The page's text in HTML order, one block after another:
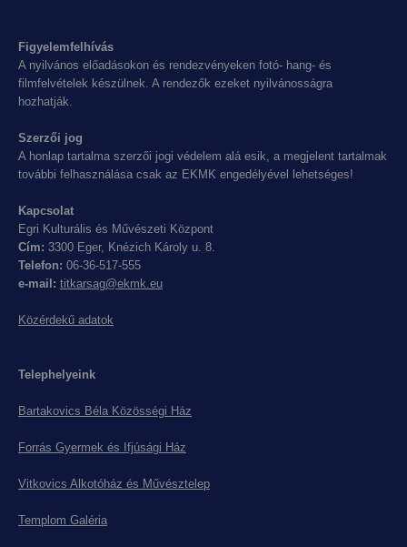
Figyelemfelhívás
A nyilvános előadásokon és rendezvényeken fotó- hang- és
filmfelvételek készülnek. A rendezők ezeket nyilvánosságra
hozhatják.
Szerzői jog
A honlap tartalma szerzői jogi védelem alá esik, a megjelent tartalmak
további felhasználása csak az EKMK engedélyével lehetséges!
Kapcsolat
Egri Kulturális és Művészeti Központ
Cím: 3300 Eger, Knézich Károly u. 8.
Telefon: 06-36-517-555
e-mail: titkarsag@ekmk.eu
Közérdekű adatok
Telephelyeink
Bartakovics Béla Közösségi Ház
Forrás Gyermek és Ifjúsági Ház
Vitkovics Alkotóház és Művésztelep
Templom Galéria